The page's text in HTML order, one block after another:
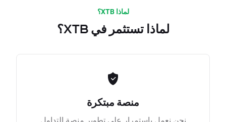
لماذا XTB؟
لماذا تستثمر في XTB؟
منصة مبتكرة